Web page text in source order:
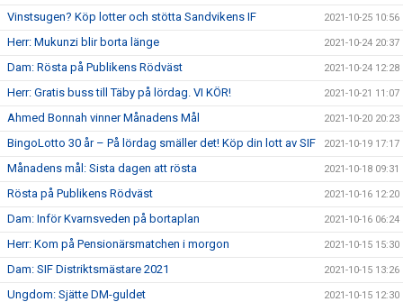
Vinstsugen? Köp lotter och stötta Sandvikens IF 2021-10-25 10:56
Herr: Mukunzi blir borta länge 2021-10-24 20:37
Dam: Rösta på Publikens Rödväst 2021-10-24 12:28
Herr: Gratis buss till Täby på lördag. VI KÖR! 2021-10-21 11:07
Ahmed Bonnah vinner Månadens Mål 2021-10-20 20:23
BingoLotto 30 år – På lördag smäller det! Köp din lott av SIF 2021-10-19 17:17
Månadens mål: Sista dagen att rösta 2021-10-18 09:31
Rösta på Publikens Rödväst 2021-10-16 12:20
Dam: Inför Kvarnsveden på bortaplan 2021-10-16 06:24
Herr: Kom på Pensionärsmatchen i morgon 2021-10-15 15:30
Dam: SIF Distriktsmästare 2021 2021-10-15 13:26
Ungdom: Sjätte DM-guldet 2021-10-15 12:30